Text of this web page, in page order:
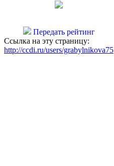
Передать рейтинг
Ссылка на эту страницу:
http://ccdi.ru/users/grabylnikova75